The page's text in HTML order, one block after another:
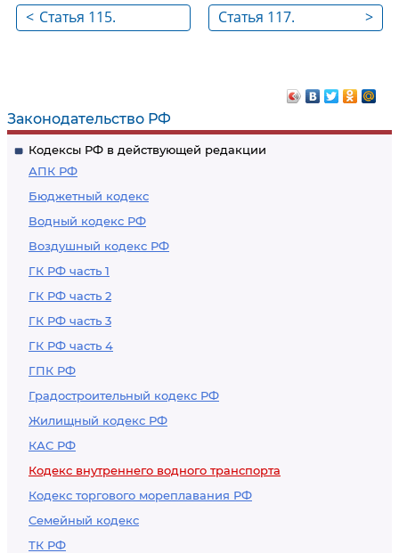
Законодательство РФ
Кодексы РФ в действующей редакции
АПК РФ
Бюджетный кодекс
Водный кодекс РФ
Воздушный кодекс РФ
ГК РФ часть 1
ГК РФ часть 2
ГК РФ часть 3
ГК РФ часть 4
ГПК РФ
Градостроительный кодекс РФ
Жилищный кодекс РФ
КАС РФ
Кодекс внутреннего водного транспорта
Кодекс торгового мореплавания РФ
Семейный кодекс
ТК РФ
< Статья 115.
транспортных
средств,
грузоотправителя
или отправителя
буксируемого
объекта за
неиспользование
поданных
транспортных
средств
>
Статья 117.
утрату, недостачу
или повреждение
(порчу) груза,
багажа либо